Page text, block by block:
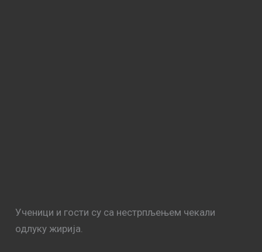
Ученици и гости су са нестрпљењем чекали
одлуку жирија.